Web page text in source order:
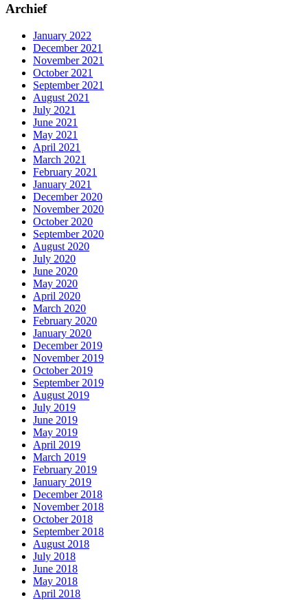
Archief
January 2022
December 2021
November 2021
October 2021
September 2021
August 2021
July 2021
June 2021
May 2021
April 2021
March 2021
February 2021
January 2021
December 2020
November 2020
October 2020
September 2020
August 2020
July 2020
June 2020
May 2020
April 2020
March 2020
February 2020
January 2020
December 2019
November 2019
October 2019
September 2019
August 2019
July 2019
June 2019
May 2019
April 2019
March 2019
February 2019
January 2019
December 2018
November 2018
October 2018
September 2018
August 2018
July 2018
June 2018
May 2018
April 2018